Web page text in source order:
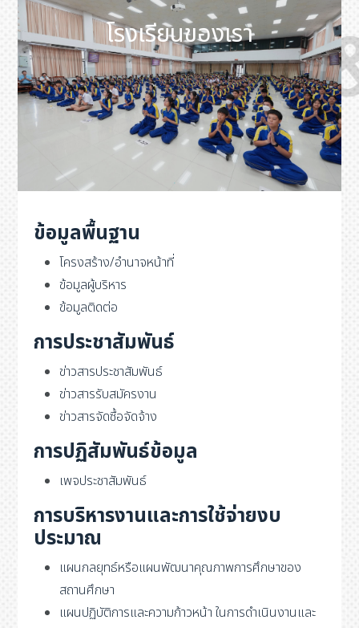
โรงเรียนของเรา
ข้อมูลพื้นฐาน
โครงสร้าง/อำนาจหน้าที่
ข้อมูลผู้บริหาร
ข้อมูลติดต่อ
การประชาสัมพันธ์
ข่าวสารประชาสัมพันธ์
ข่าวสารรับสมัครงาน
ข่าวสารจัดซื้อจัดจ้าง
การปฏิสัมพันธ์ข้อมูล
เพจประชาสัมพันธ์
การบริหารงานและการใช้จ่ายงบ
ประมาณ
แผนกลยุทธ์หรือแผนพัฒนาคุณภาพการศึกษาของ
สถานศึกษา
แผนปฏิบัติการและความก้าวหน้า ในการดำเนินงานและ